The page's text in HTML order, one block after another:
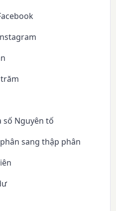
số Nguyên tố
sang thập phân